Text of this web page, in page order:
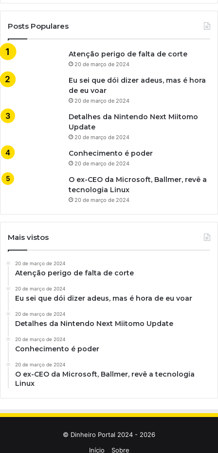
Posts Populares
Atenção perigo de falta de corte
20 de março de 2024
Eu sei que dói dizer adeus, mas é hora
de eu voar
20 de março de 2024
Detalhes da Nintendo Next Miitomo
Update
20 de março de 2024
Conhecimento é poder
20 de março de 2024
O ex-CEO da Microsoft, Ballmer, revê a
tecnologia Linux
20 de março de 2024
Mais vistos
20 de março de 2024
Atenção perigo de falta de corte
20 de março de 2024
Eu sei que dói dizer adeus, mas é hora de eu voar
20 de março de 2024
Detalhes da Nintendo Next Miitomo Update
20 de março de 2024
Conhecimento é poder
20 de março de 2024
O ex-CEO da Microsoft, Ballmer, revê a tecnologia
Linux
© Dinheiro Portal 2024 - 2026
Início
Sobre